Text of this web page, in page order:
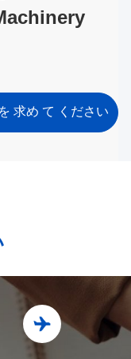
求め て ください